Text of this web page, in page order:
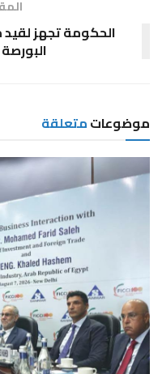
البورصة
موضوعاتمتعلقة